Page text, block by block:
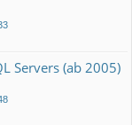
Servers (ab 2005)